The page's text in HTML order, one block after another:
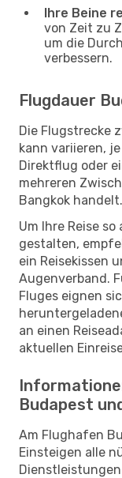
Ihre Beine
von Zeit zu
um die
verbessern.
Flugdauer
Die Flugstrecke
kann variieren,
Direktflug oder
mehreren
Bangkok handelt.
Um Ihre Reise
gestalten,
ein Reisekissen
Augenverband.
Fluges eignen
an einen
aktuellen
Budapest
Am Flughafen
Einsteigen alle